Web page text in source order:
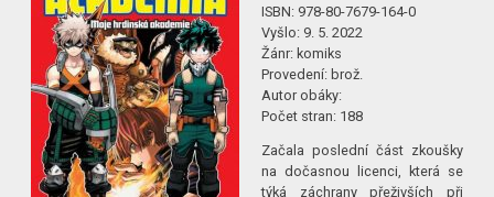
ISBN: 978-80-7679-164-0
Vyšlo: 9. 5. 2022
Žánr:komiks
Provedení:brož.
Autor obáky:
Počet stran: 188
Začala poslední část zkoušky
na dočasnou licenci, která se
týká záchrany přeživších při